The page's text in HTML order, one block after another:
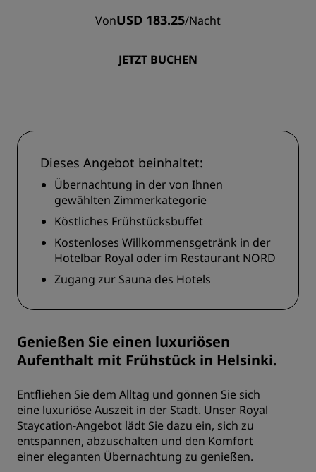
VonUSD 183.25/Nacht
JETZT BUCHEN
Genießen Sie einen luxuriösen
Aufenthalt mit Frühstück in Helsinki.
Entfliehen Sie dem Alltag und gönnen Sie sich
eine luxuriöse Auszeit in der Stadt. Unser Royal
Staycation-Angebot lädt Sie dazu ein, sich zu
entspannen, abzuschalten und den Komfort
einer eleganten Übernachtung zu genießen.
Dieses Angebot beinhaltet:
Übernachtung in der von Ihnen
gewählten Zimmerkategorie
Köstliches Frühstücksbuffet
Kostenloses Willkommensgetränk in der
Hotelbar Royal oder im Restaurant NORD
Zugang zur Sauna des Hotels